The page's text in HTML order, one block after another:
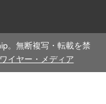
。無断複写・転載を禁
ワイヤー・メディア